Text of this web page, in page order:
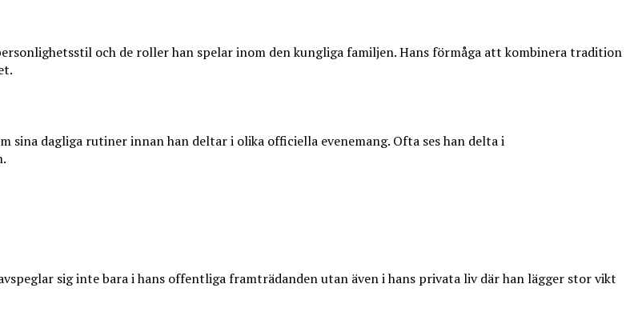
och de roller han spelar inom den kungliga familjen. Hans förmåga att kombinera tradition
dagliga rutiner innan han deltar i olika officiella evenemang. Ofta ses han delta i
sig inte bara i hans offentliga framträdanden utan även i hans privata liv där han lägger stor vikt